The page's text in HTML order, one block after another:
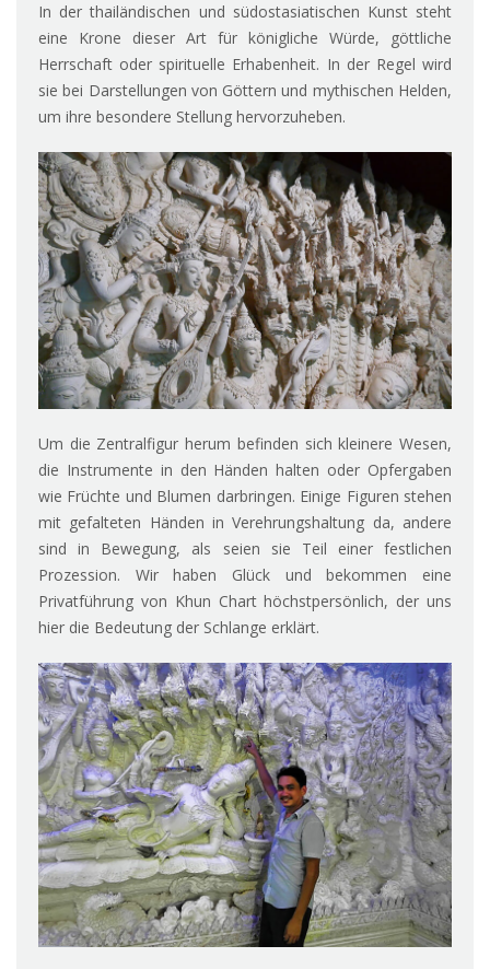
In der thailändischen und südostasiatischen Kunst steht
eine Krone dieser Art für königliche Würde, göttliche
Herrschaft oder spirituelle Erhabenheit. In der Regel wird
sie bei Darstellungen von Göttern und mythischen Helden,
um ihre besondere Stellung hervorzuheben.
Um die Zentralfigur herum befinden sich kleinere Wesen,
die Instrumente in den Händen halten oder Opfergaben
wie Früchte und Blumen darbringen. Einige Figuren stehen
mit gefalteten Händen in Verehrungshaltung da, andere
sind in Bewegung, als seien sie Teil einer festlichen
Prozession. Wir haben Glück und bekommen eine
Privatführung von Khun Chart höchstpersönlich, der uns
hier die Bedeutung der Schlange erklärt.